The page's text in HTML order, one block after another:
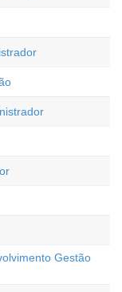
Gestão